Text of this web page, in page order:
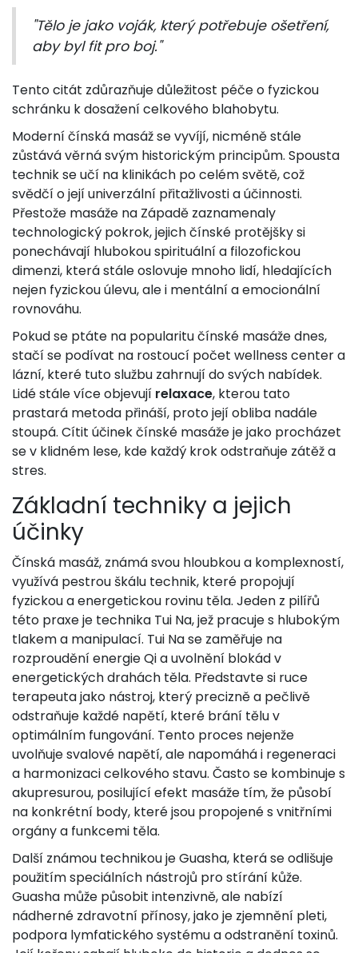
"Tělo je jako voják, který potřebuje ošetření,
aby byl fit pro boj."
Tento citát zdůrazňuje důležitost péče o fyzickou
schránku k dosažení celkového blahobytu.
Moderní čínská masáž se vyvíjí, nicméně stále
zůstává věrná svým historickým principům. Spousta
technik se učí na klinikách po celém světě, což
svědčí o její univerzální přitažlivosti a účinnosti.
Přestože masáže na Západě zaznamenaly
technologický pokrok, jejich čínské protějšky si
ponechávají hlubokou spirituální a filozofickou
dimenzi, která stále oslovuje mnoho lidí, hledajících
nejen fyzickou úlevu, ale i mentální a emocionální
rovnováhu.
Pokud se ptáte na popularitu čínské masáže dnes,
stačí se podívat na rostoucí počet wellness center a
lázní, které tuto službu zahrnují do svých nabídek.
Lidé stále více objevují relaxace, kterou tato
prastará metoda přináší, proto její obliba nadále
stoupá. Cítit účinek čínské masáže je jako procházet
se v klidném lese, kde každý krok odstraňuje zátěž a
stres.
Základní techniky a jejich
účinky
Čínská masáž, známá svou hloubkou a komplexností,
využívá pestrou škálu technik, které propojují
fyzickou a energetickou rovinu těla. Jeden z pilířů
této praxe je technika Tui Na, jež pracuje s hlubokým
tlakem a manipulací. Tui Na se zaměřuje na
rozproudění energie Qi a uvolnění blokád v
energetických drahách těla. Představte si ruce
terapeuta jako nástroj, který precizně a pečlivě
odstraňuje každé napětí, které brání tělu v
optimálním fungování. Tento proces nejenže
uvolňuje svalové napětí, ale napomáhá i regeneraci
a harmonizaci celkového stavu. Často se kombinuje s
akupresurou, posilující efekt masáže tím, že působí
na konkrétní body, které jsou propojené s vnitřními
orgány a funkcemi těla.
Další známou technikou je Guasha, která se odlišuje
použitím speciálních nástrojů pro stírání kůže.
Guasha může působit intenzivně, ale nabízí
nádherné zdravotní přínosy, jako je zjemnění pleti,
podpora lymfatického systému a odstranění toxinů.